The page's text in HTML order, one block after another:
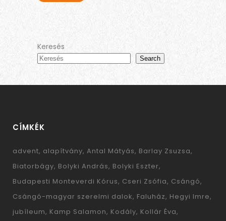
Keresés
Search
CÍMKÉK
advent alapítvány Antal Mátyás Barlay Zsuzsa
Biatorbágy Bolyki András Bolyki Eszter
Budapesti Monteverdi Kórus Cseri Zsófia Csángó
Csángó-magyar szerelmi dalok Faluház Hegyi Imre
jubíleum Kamp Salamon Kodály Kollár Éva